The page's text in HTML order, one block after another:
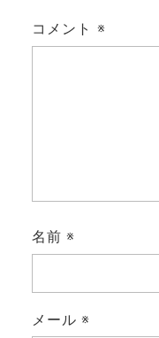
コメント ※
名前※
メール※